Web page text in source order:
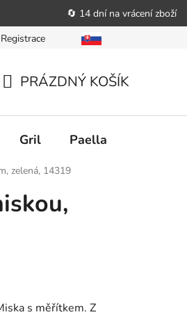
🔄 14 dní na vrácení zboží
o nápravu Reklamační řád
Registrace
KOŠÍK
PRÁZDNÝ KOŠÍK
Gril Paella
zelená, 14319
s měřítkem. Z